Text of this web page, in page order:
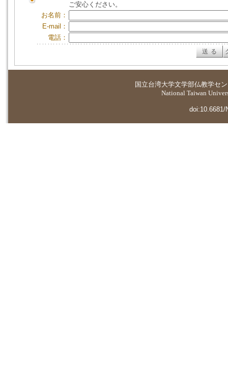
ご安心ください。
お名前：
E-mail：
電話：
国立台湾大学文学部仏教学セ
National Taiwan
doi:10.6681/